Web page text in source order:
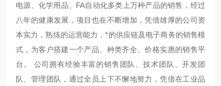
电源、化学用品、FA自动化多类上万种产品的销售，经过
八年的健康发展，项目也在不断增加，凭借雄厚的公司资
本实力，熟练的运营能力，*的供应链及电子商务的销售模
式，为客户搭建一个产品、种类齐全、价格实惠的销售平
台。 公司拥有经验丰富的销售团队、技术团队、开发团
队、管理团队，通过全员上下不懈地努力，凭借在工业品